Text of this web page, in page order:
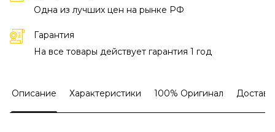
Одна из лучших цен на рынке РФ
Гарантия
На все товары действует гарантия 1 год
Описание Характеристики 100% Оригинал